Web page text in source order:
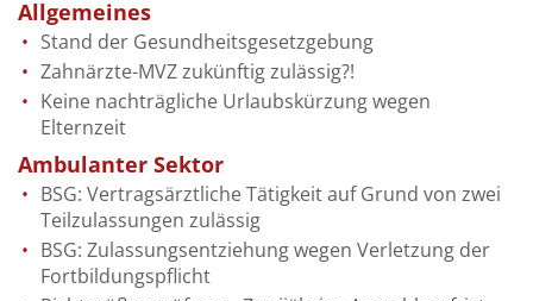
Allgemeines
Stand der Gesundheitsgesetzgebung
Zahnärzte-MVZ zukünftig zulässig?!
Keine nachträgliche Urlaubskürzung wegen
Elternzeit
Ambulanter Sektor
BSG: Vertragsärztliche Tätigkeit auf Grund von zwei
Teilzulassungen zulässig
BSG: Zulassungsentziehung wegen Verletzung der
Fortbildungspflicht